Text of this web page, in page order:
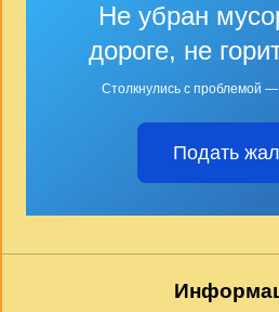
Не убран
дороге, не
Столкнулись с проблемой
Подать